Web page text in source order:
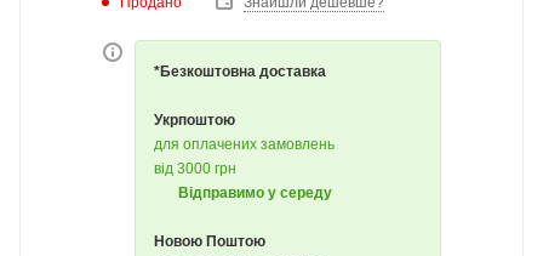
*Безкоштовна доставка
Укрпоштою
для оплачених замовлень
від 3000 грн
Відправимо у середу
Новою Поштою